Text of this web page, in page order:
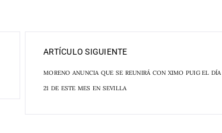
ARTÍCULO SIGUIENTE
MORENO ANUNCIA QUE SE REUNIRÁ CON XIMO PUIG EL DÍA
21 DE ESTE MES EN SEVILLA